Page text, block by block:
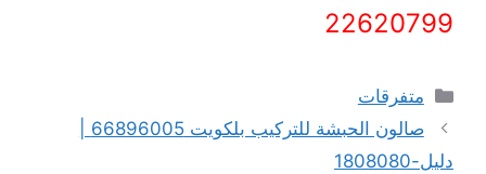
22620799
التصنيفات
متفرقات
دليل-1808080